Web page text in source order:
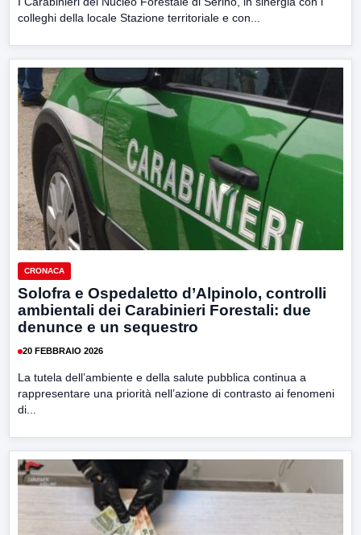
colleghi della locale Stazione territoriale e con...
CRONACA
Solofra e Ospedaletto d’Alpinolo, controlli
ambientali dei Carabinieri Forestali: due
denunce e un sequestro
20 FEBBRAIO 2026
La tutela dell’ambiente e della salute pubblica continua a
rappresentare una priorità nell’azione di contrasto ai fenomeni
di...